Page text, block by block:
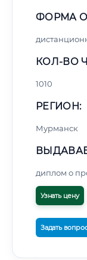
ФОРМА
КОЛ-ВО
1010
РЕГИОН:
Мурманск
диплом о
Узнать цену
Задать